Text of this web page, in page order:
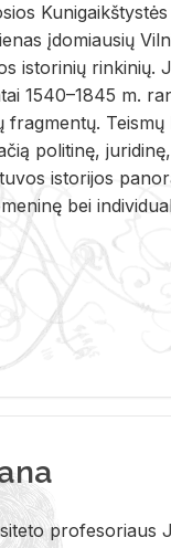
įdo­miau­sių
is­to­ri­nių rin­ki­nių.
1540–1845 m.
frag­men­tų.
po­li­ti­nę,
is­to­ri­jos
bei
pro­fe­so­riaus